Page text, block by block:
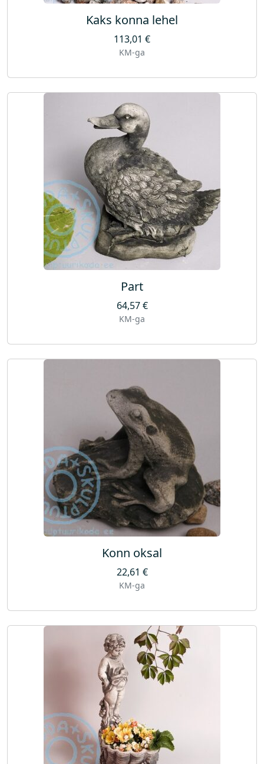
Kaks konna lehel
113,01 €
KM-ga
Part
64,57€
KM-ga
Konn oksal
22,61 €
KM-ga